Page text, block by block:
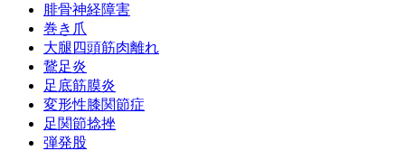
腓骨神経障害
巻き爪
大腿四頭筋肉離れ
鵞足炎
足底筋膜炎
変形性膝関節症
足関節捻挫
弾発股